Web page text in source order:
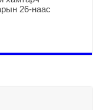
26-наас